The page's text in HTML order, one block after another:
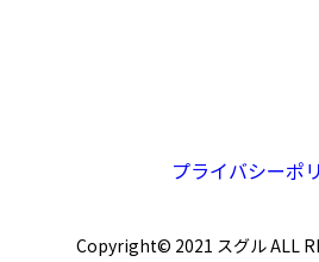
プライバシーポ
Copyright© 2021 スグル ALL